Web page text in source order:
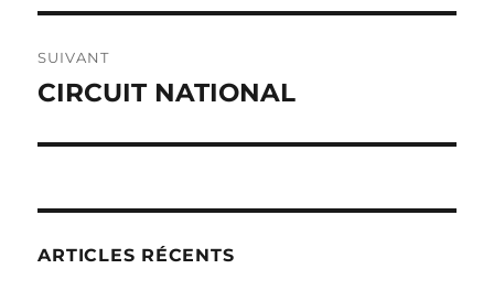
SUIVANT
Publication
CIRCUIT NATIONAL
ARTICLES RÉCENTS